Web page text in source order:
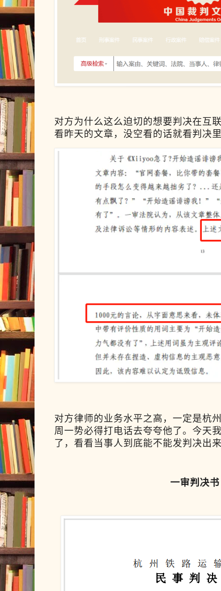
对方为什么这么迫切的想要判决在互
看昨天的文章，没空看的话就看判决
对方律师的业务水平之高，一定是杭
周一势必得打电话去夸夸他了。今天
了，看看当事人到底能不能发判决出
一审判决书